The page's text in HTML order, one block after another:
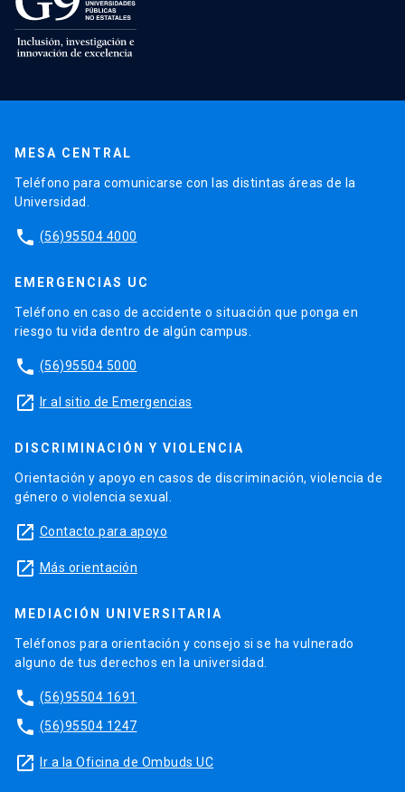
MESA CENTRAL
Teléfono para comunicarse con las distintas áreas de la
Universidad.
phone (56)95504 4000
EMERGENCIAS UC
Teléfono en caso de accidente o situación que ponga en
riesgo tu vida dentro de algún campus.
phone (56)95504 5000
launch Ir al sitio de Emergencias
DISCRIMINACIÓN Y VIOLENCIA
Orientación y apoyo en casos de discriminación, violencia de
género o violencia sexual.
launch Contacto para apoyo
launch Más orientación
MEDIACIÓN UNIVERSITARIA
Teléfonos para orientación y consejo si se ha vulnerado
alguno de tus derechos en la universidad.
phone (56)95504 1691
phone (56)95504 1247
launch Ir a la Oficina de Ombuds UC